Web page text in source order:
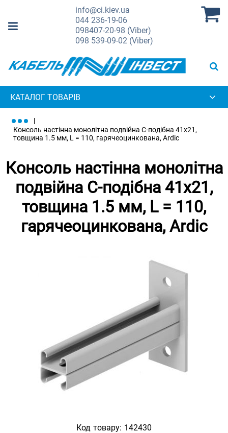
info@ci.kiev.ua
044236-19-06
098407-20-98 (Viber)
098 539-09-02 (Viber)
КАТАЛОГ ТОВАРІВ
Консоль настінна монолітна подвійна С-подібна 41х21,
товщина 1.5 мм, L = 110, гарячеоцинкована, Ardic
Консоль настінна монолітна
подвійна С-подібна 41х21,
товщина 1.5 мм, L = 110,
гарячеоцинкована, Ardic
Код товару: 142430